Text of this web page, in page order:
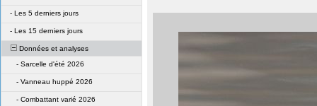
- Les 5 derniers jours
- Les 15 derniers jours
Données et analyses
- Sarcelle d'été 2026
- Vanneau huppé 2026
- Combattant varié 2026